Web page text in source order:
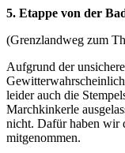
5. Etappe von der
(Grenzlandweg zum
Aufgrund der
leider auch die
Marchkinkerle
nicht. Dafür haben wir
mitgenommen.